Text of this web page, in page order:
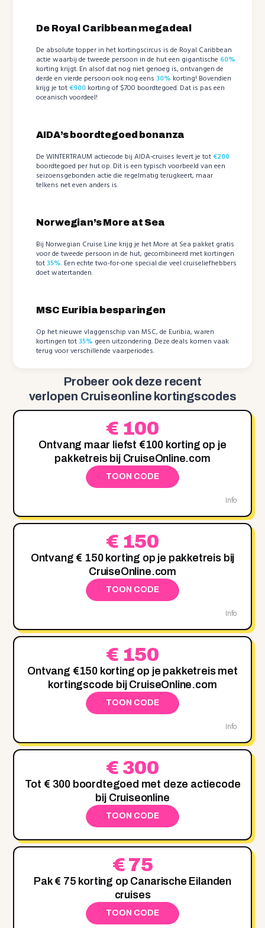
De Royal Caribbean megadeal
De absolute topper in het kortingscircus is de Royal Caribbean
actie waarbij de tweede persoon in de hut een gigantische 60%
korting krijgt. En alsof dat nog niet genoeg is, ontvangen de
derde en vierde persoon ook nog eens30% korting! Bovendien
krijg je tot€900 korting of $700 boordtegoed. Dat is pas een
oceanisch voordeel!
AIDA’s boordtegoed bonanza
De WINTERTRAUM actiecode bij AIDA-cruises levert je tot€200
boordtegoed per hut op. Dit is een typisch voorbeeld van een
seizoensgebonden actie die regelmatig terugkeert, maar
telkens net even anders is.
Norwegian’s More at Sea
Bij Norwegian Cruise Line krijg je het More at Sea pakket gratis
voor de tweede persoon in de hut, gecombineerd met kortingen
tot35%. Een echte two-for-one special die veel cruiseliefhebbers
doet watertanden.
MSC Euribia besparingen
Op het nieuwe vlaggenschip van MSC, de Euribia, waren
kortingen tot35% geen uitzondering. Deze deals komen vaak
terug voor verschillende vaarperiodes.
Probeer ook deze recent
verlopen Cruiseonline kortingscodes
€ 100
Ontvang maar liefst €100 korting op je
pakketreis bij CruiseOnline.com
TOON CODE
Info
€ 150
Ontvang € 150 korting op je pakketreis bij
CruiseOnline.com
TOON CODE
Info
€ 150
Ontvang €150 korting op je pakketreis met
kortingscode bij CruiseOnline.com
TOON CODE
Info
€ 300
Tot € 300 boordtegoed met deze actiecode
bij Cruiseonline
TOON CODE
€ 75
Pak € 75 korting op Canarische Eilanden
cruises
TOON CODE